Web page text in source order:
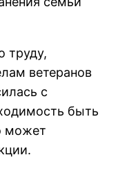
труду,
ветеранов
с
быть
может